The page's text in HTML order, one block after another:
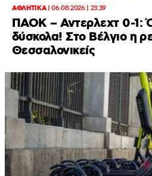
ΑΘΛΗΤΙΚΑ|06.08.2026 | 23:39
ΠΑΟΚ – Αντερλεχτ 0-1:
δύσκολα! Στο Βέλγιο η
Θεσσαλονικείς